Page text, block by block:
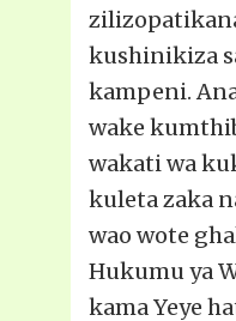
kushinikiza
kampeni.
wake
wakati wa
kuleta zaka
wao wote
Hukumu ya
kama Yeye